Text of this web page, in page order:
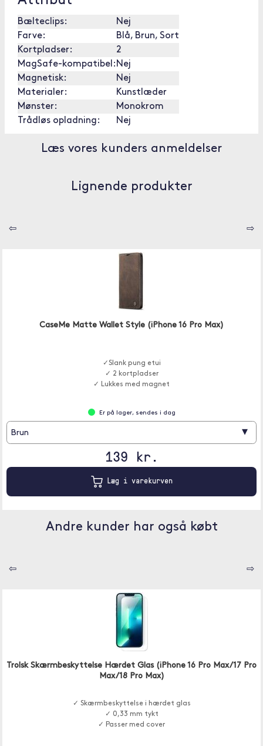
Bælteclips:
Nej
Farve:
Blå, Brun, Sort
Kortpladser:
2
MagSafe-kompatibel: Nej
Magnetisk:
Nej
Materialer:
Kunstlæder
Mønster:
Monokrom
Trådløs opladning:
Nej
Læs vores kunders anmeldelser
Lignende produkter
⇦ ⇨
CaseMe Matte Wallet Style (iPhone 16 Pro Max)
✓Slank pung etui
✓ 2 kortpladser
✓ Lukkes med magnet
Er på lager, sendes i dag
Brun ▾
139 kr.
Læg i varekurven
Andre kunder har også købt
⇦ ⇨
Trolsk Skærmbeskyttelse Hærdet Glas (iPhone 16 Pro Max/17 Pro
Max/18 Pro Max)
✓ Skærmbeskyttelse i hærdet glas
✓ 0,33 mm tykt
✓ Passer med cover